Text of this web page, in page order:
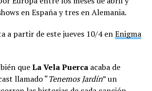
en España y tres en Alemania.
a partir de este jueves 10/4 enEnigma
queLa Vela Puerca acaba de
llamado “Tenemos Jardín” un